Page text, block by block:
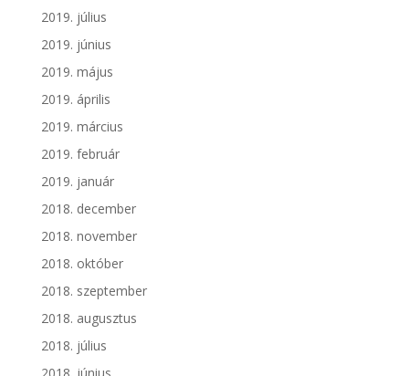
2019. július
2019. június
2019. május
2019. április
2019. március
2019. február
2019. január
2018. december
2018. november
2018. október
2018. szeptember
2018. augusztus
2018. július